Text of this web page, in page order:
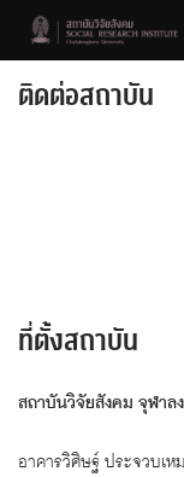
ติดต่อสถาบัน
ที่ตั้งสถาบัน
สถาบันวิจัยสังคม จุฬาล
อาคารวิศิษฐ์ ประจวบเ